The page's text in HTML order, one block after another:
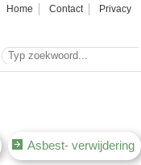
Home Contact Privacy
Asbest- verwijdering